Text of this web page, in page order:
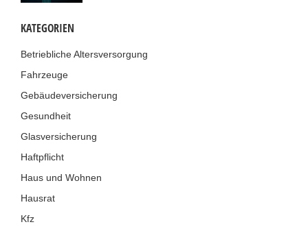
KATEGORIEN
Betriebliche Altersversorgung
Fahrzeuge
Gebäudeversicherung
Gesundheit
Glasversicherung
Haftpflicht
Haus und Wohnen
Hausrat
Kfz